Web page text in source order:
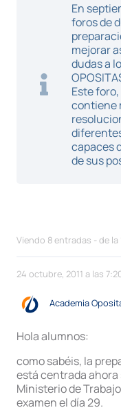
En
foros de
mejorar
dudas a
Este
contiene
capaces
de sus
Viendo 8 entradas - de la
24 octubre, 2011 a las
Academia
Hola alumnos:
como sabéis, la
está centrada ahora
Ministerio de
examen el día 29.